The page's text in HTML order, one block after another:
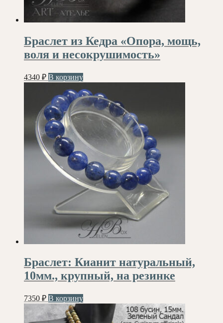
Браслет из Кедра «Опора, мощь,
воля и несокрушимость»
4340 ₽ В корзину
Браслет: Кианит натуральный,
10мм., крупный, на резинке
7350 ₽ В корзину